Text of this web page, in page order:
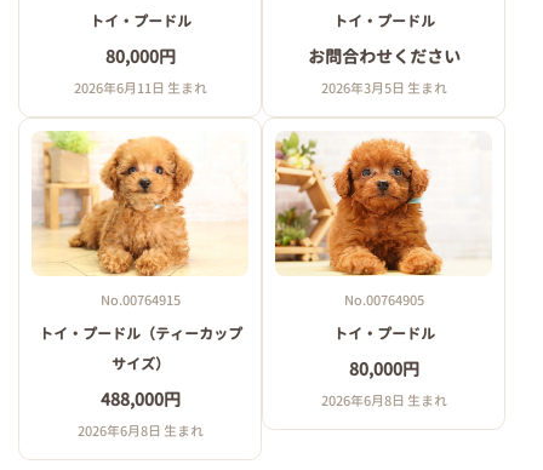
トイ・プードル
80,000円
2026年6月11日 生まれ
トイ・プードル
お問合わせください
2026年3月5日 生まれ
No.00764915
トイ・プードル（ティーカップ
サイズ）
488,000円
2026年6月8日 生まれ
No.00764905
トイ・プードル
80,000円
2026年6月8日 生まれ